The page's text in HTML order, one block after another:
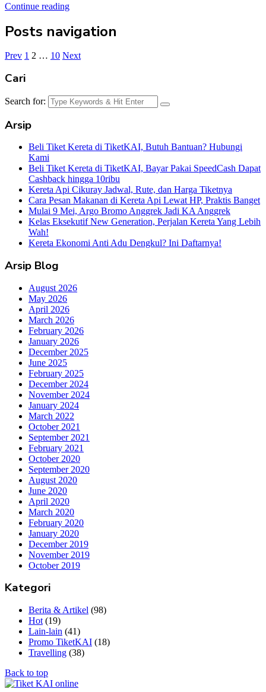
Continue reading
Posts navigation
Prev 1 2 … 10 Next
Cari
Search for:
Arsip
Beli Tiket Kereta di TiketKAI, Butuh Bantuan? Hubungi
Kami
Beli Tiket Kereta di TiketKAI, Bayar Pakai SpeedCash Dapat
Cashback hingga 10ribu
Kereta Api Cikuray Jadwal, Rute, dan Harga Tiketnya
Cara Pesan Makanan di Kereta Api Lewat HP, Praktis Banget
Mulai 9 Mei, Argo Bromo Anggrek Jadi KA Anggrek
Kelas Eksekutif New Generation, Perjalan Kereta Yang Lebih
Wah!
Kereta Ekonomi Anti Adu Dengkul? Ini Daftarnya!
Arsip Blog
August 2026
May 2026
April 2026
March 2026
February 2026
January 2026
December 2025
June 2025
February 2025
December 2024
November 2024
January 2024
March 2022
October 2021
September 2021
February 2021
October 2020
September 2020
August 2020
June 2020
April 2020
March 2020
February 2020
January 2020
December 2019
November 2019
October 2019
Kategori
Berita & Artikel (98)
Hot (19)
Lain-lain (41)
Promo TiketKAI (18)
Travelling (38)
Back to top